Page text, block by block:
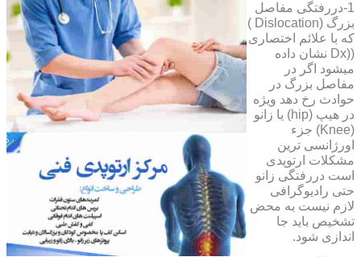
1-دررفتگی مفاصل
بزرگ (Dislocation )
که با علائم اختصاری
((Dx نشان داده
میشود اگر در
مفاصل بزرگ در
حوادث رخ دهد ویژه
در هیپ (hip) یا زانو
(Knee) جزء
اورژانسی ترین
مشکلات ارتوپدی
است دررفتگی زانو
حتی رادیوگرافی
لازم نیست به محض
تشخیص باید جا
اندازی شود.